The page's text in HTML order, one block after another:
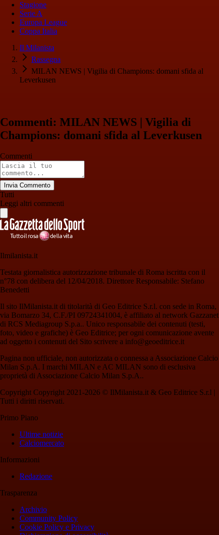
Stagione
Serie A
Europa League
Coppa Italia
Il Milanista
Rassegna
MILAN NEWS | Vigilia di Champions: domani sfida al
Leverkusen
Commenti: MILAN NEWS | Vigilia di
Champions: domani sfida al Leverkusen
Commenti
Invia Commento
Tutti
Leggi altri commenti
Ilmilanista.it
Testata giornalistica autorizzazione tribunale di Roma iscritta con il
n°78 con delibera del 12/04/2018. Direttore Responsabile: Stefano
Benedetti
Il sito IlMilanista.it di titolarità di Geo Editrice S.r.l. con sede in Roma,
via Bomarzo 34, C.F./PI 09724341004, è affiliato al network Gazzanet
di RCS Mediagroup S.p.a.. Unico responsabile dei contenuti (testi,
foto, video e grafiche) è Geo Editrice; per ogni comunicazione avente
ad oggetto i contenuti del Sito scrivere a info@geoeditrice.it
Pagina non ufficiale, non autorizzata o connessa a Associazione Calcio
Milan S.p.A. I marchi MILAN e AC MILAN sono di esclusiva
proprietà di Associazione Calcio Milan S.p.A..
Copyright Copyright 2021-2026 © IlMilanista.it & Geo Editrice S.r.l |
Tutti i diritti riservati.
Primo Piano
Ultime notizie
Calciomercato
Informazioni
Redazione
Trasparenza
Archivio
Community Policy
Cookie Policy e Privacy